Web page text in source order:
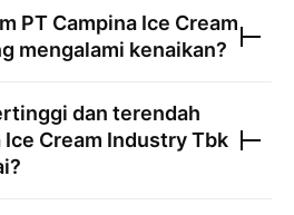
PT Campina Ice Cream
mengalami kenaikan?
dan terendah
Ice Cream Industry Tbk